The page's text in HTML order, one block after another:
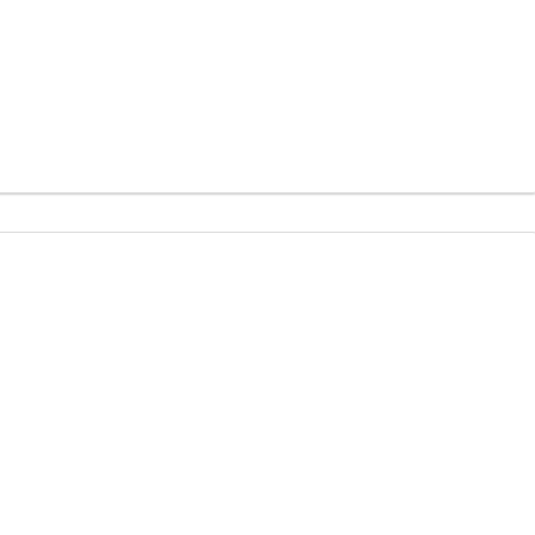
à son implantation et ses possibilités d'aménagement.
et une salle d'eau. Un garage, un atelier, ainsi qu'un jardin
au RSAC de Boulogne-sur-Mer sous le numéro